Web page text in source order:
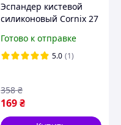
Эспандер кистевой
силиконовый Cornix 27
Готово к отправке
5.0 (1)
169₴
358 ₴